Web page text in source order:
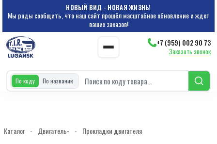
НОВЫЙ ВИД - НОВАЯ ЖИЗНЬ!
Мы рады сообщить, что наш сайт прошёл масштабное обновление и ждет
ваших заказов!
+7 (959) 002 90 73
Заказать звонок
По коду По названию
Каталог - Двигатель- - Прокладки двигателя